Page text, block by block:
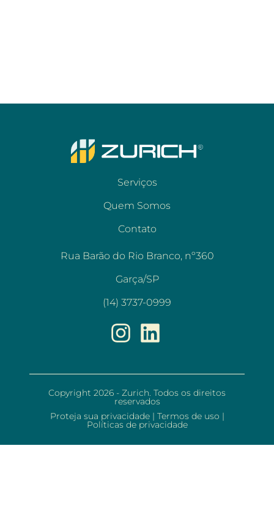
Serviços
Quem Somos
Contato
Rua Barão do Rio Branco, nº360
Garça/SP
(14) 3737-0999
Copyright 2026 - Zurich. Todos os direitos
reservados
Proteja sua privacidade | Termos de uso |
Políticas de privacidade